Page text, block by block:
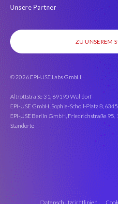
Unsere Partner
ZU UNSEREM
© 2026 EPI-USE Labs GmbH
Altrottstraße 31, 69190 Walldorf
EPI-USE GmbH, Sophie-Scholl-Platz 8,
EPI-USE Berlin GmbH, Friedrichstraße
Standorte
Datenschutzrichtlinien